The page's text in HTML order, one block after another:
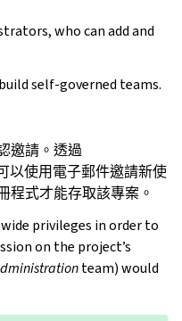
who can add and
self-governed teams.
邀請。透過
以使用電子郵件邀請新使
程式才能存取該專案。
privileges in order to
on the project’s
team) would